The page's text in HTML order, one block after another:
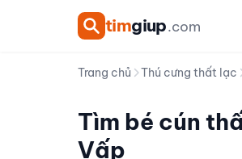
timgiup.com
Trang chủ Thú cưng thất lạc
Tìm bé cún
Vấp